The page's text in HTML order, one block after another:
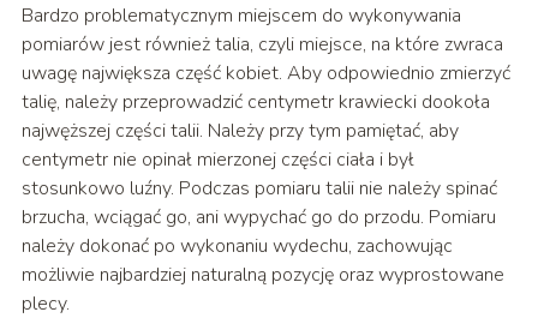
Bardzo problematycznym miejscem do wykonywania
pomiarów jest również talia, czyli miejsce, na które zwraca
uwagę największa część kobiet. Aby odpowiednio zmierzyć
talię, należy przeprowadzić centymetr krawiecki dookoła
najwęższej części talii. Należy przy tym pamiętać, aby
centymetr nie opinał mierzonej części ciała i był
stosunkowo luźny. Podczas pomiaru talii nie należy spinać
brzucha, wciągać go, ani wypychać go do przodu. Pomiaru
należy dokonać po wykonaniu wydechu, zachowując
możliwie najbardziej naturalną pozycję oraz wyprostowane
plecy.